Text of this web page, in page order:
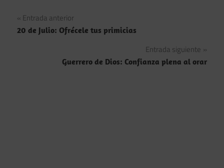
Navegación
de
entradas
Entrada anterior
20 de Julio: Ofrécele tus primicias
Entrada siguiente
Guerrero de Dios: Confianza plena al orar